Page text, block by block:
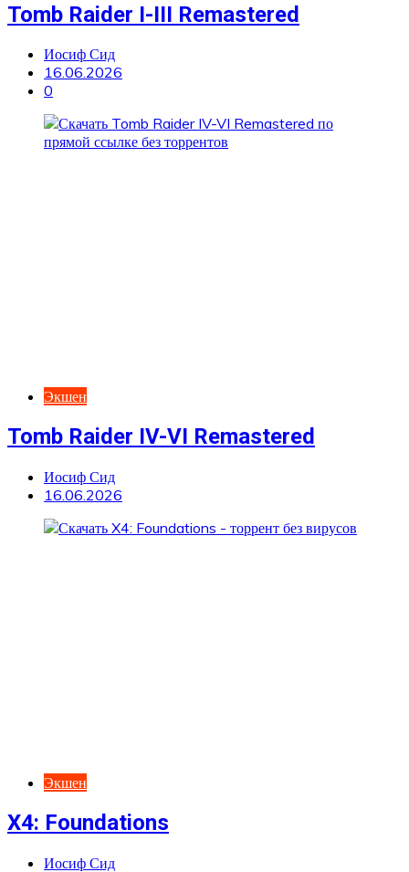
Tomb Raider I-III Remastered
Иосиф Сид
16.06.2026
0
Экшен
Tomb Raider IV-VI Remastered
Иосиф Сид
16.06.2026
Экшен
X4: Foundations
Иосиф Сид